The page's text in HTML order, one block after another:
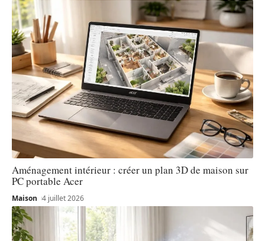
Aménagement intérieur : créer un plan 3D de maison sur
PC portable Acer
Maison 4 juillet 2026